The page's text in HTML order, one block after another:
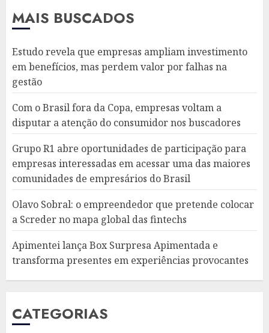
MAIS BUSCADOS
Estudo revela que empresas ampliam investimento
em benefícios, mas perdem valor por falhas na
gestão
Com o Brasil fora da Copa, empresas voltam a
disputar a atenção do consumidor nos buscadores
Grupo R1 abre oportunidades de participação para
empresas interessadas em acessar uma das maiores
comunidades de empresários do Brasil
Olavo Sobral: o empreendedor que pretende colocar
a Screder no mapa global das fintechs
Apimentei lança Box Surpresa Apimentada e
transforma presentes em experiências provocantes
CATEGORIAS